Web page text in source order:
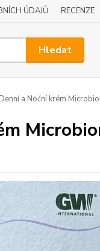
ÚDAJŮ RECENZE
Hledat
Denní a Noční krém